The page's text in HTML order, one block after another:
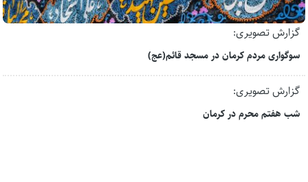
گزارش تصویری:
سوگواری مردم کرمان در مسجد قائم(عج)
گزارش تصویری:
شب هفتم محرم در کرمان